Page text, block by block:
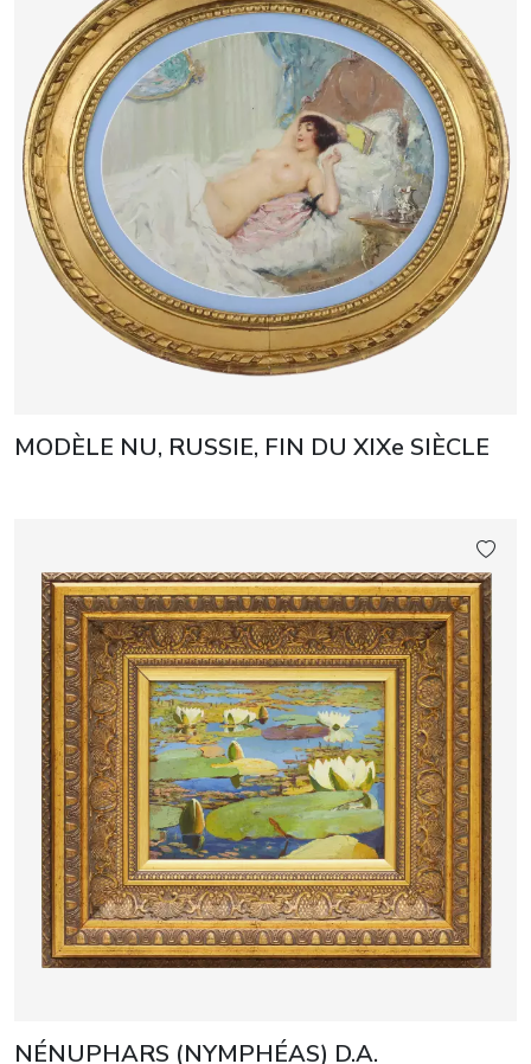
MODÈLE NU, RUSSIE, FIN DU XIXe SIÈCLE
NÉNUPHARS (NYMPHÉAS) D.A.